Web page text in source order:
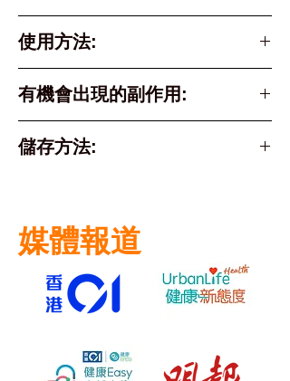
酸 (壬二酸) 20%
使用方法:
患處每天1-2次
有機會出現的副作用:
熱、泛紅或是因乾燥而感到刺激、
遲遲未消退，甚至有更嚴重的傾
向，建議停用並且尋求醫生協助。
儲存方法:
請將藥物放置於兒童接觸不到的地
方。
媒體報道